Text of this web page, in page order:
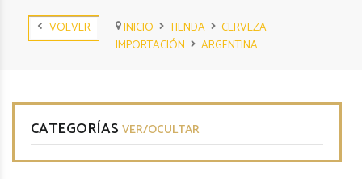
VOLVER INICIO TIENDA
CERVEZA
IMPORTACIÓN
ARGENTINA
CATEGORÍAS VER/OCULTAR